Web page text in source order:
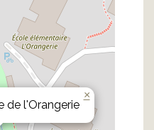
de l'Orangerie
×